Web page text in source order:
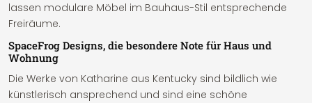
lassen modulare Möbel im Bauhaus-Stil entsprechende
Freiräume.
SpaceFrog Designs, die besondere Note für Haus und
Wohnung
Die Werke von Katharine aus Kentucky sind bildlich wie
künstlerisch ansprechend und sind eine schöne